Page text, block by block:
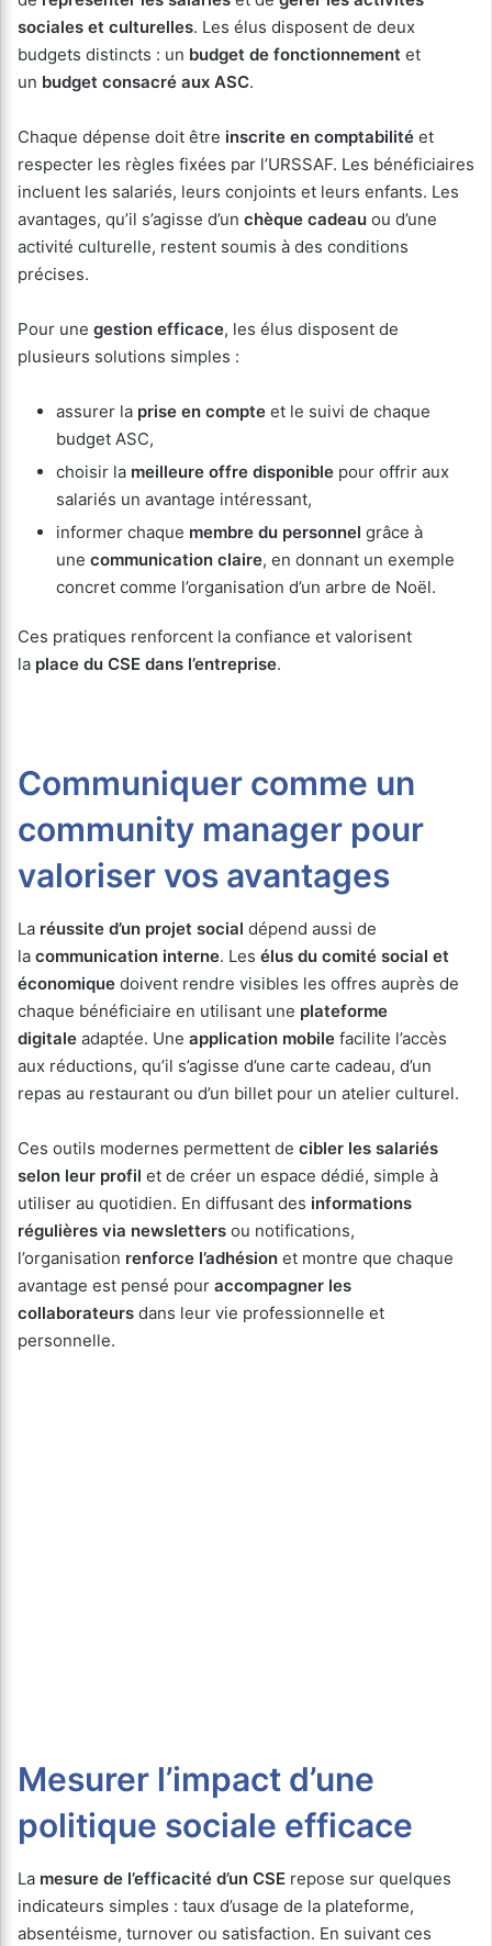
sociales et culturelles. Les élus disposent de deux
budgets distincts : un budget de fonctionnement et
un budget consacré aux ASC.
Chaque dépense doit être inscrite en comptabilité et
respecter les règles fixées par l’URSSAF. Les bénéficiaires
incluent les salariés, leurs conjoints et leurs enfants. Les
avantages, qu’il s’agisse d’un chèque cadeau ou d’une
activité culturelle, restent soumis à des conditions
précises.
Pour une gestion efficace, les élus disposent de
plusieurs solutions simples :
assurer la prise en compte et le suivi de chaque
budget ASC,
choisir la meilleure offre disponible pour offrir aux
salariés un avantage intéressant,
informer chaque membre du personnel grâce à
une communication claire, en donnant un exemple
concret comme l’organisation d’un arbre de Noël.
Ces pratiques renforcent la confiance et valorisent
la place du CSE dans l’entreprise.
Communiquer comme un
community manager pour
valoriser vos avantages
La réussite d’un projet social dépend aussi de
la communication interne. Les élus du comité social et
économique doivent rendre visibles les offres auprès de
chaque bénéficiaire en utilisant une plateforme
digitale adaptée. Une application mobile facilite l’accès
aux réductions, qu’il s’agisse d’une carte cadeau, d’un
repas au restaurant ou d’un billet pour un atelier culturel.
Ces outils modernes permettent de cibler les salariés
selon leur profil et de créer un espace dédié, simple à
utiliser au quotidien. En diffusant des informations
régulières via newsletters ou notifications,
l’organisation renforce l’adhésion et montre que chaque
avantage est pensé pour accompagner les
collaborateurs dans leur vie professionnelle et
personnelle.
Mesurer l’impact d’une
politique sociale efficace
La mesure de l’efficacité d’un CSE repose sur quelques
indicateurs simples : taux d’usage de la plateforme,
absentéisme, turnover ou satisfaction. En suivant ces